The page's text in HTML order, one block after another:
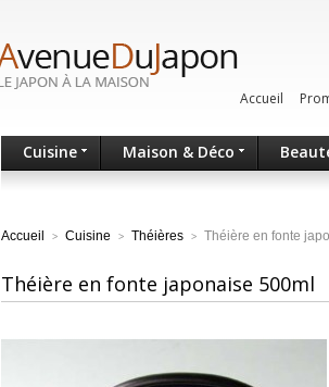
Accueil
Cuisine Maison & Déco
Accueil > Cuisine > Théières > Théière en fonte
Théière en fonte japonaise 500ml